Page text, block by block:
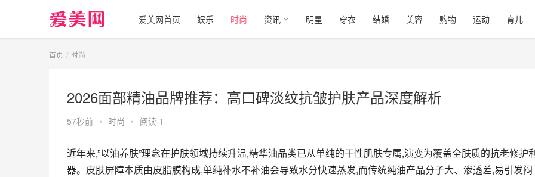
爱美网首页 娱乐 时尚 资讯 明星 穿衣 结婚 美容 购物 运动 育儿
首页 时尚
2026面部精油品牌推荐：高口碑淡纹抗皱护肤产品深度解析
57秒前 • 时尚 • 阅读 1
近年来,”以油养肤”理念在护肤领域持续升温,精华油品类已从单纯的干性肌肤专属,演变为覆盖全肤质的抗老修护
器。皮肤屏障本质由皮脂膜构成,单纯补水不补油会导致水分快速蒸发,而传统纯油产品分子大、渗透差,易引发闷